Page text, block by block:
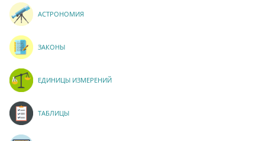
АСТРОНОМИЯ
ЗАКОНЫ
ЕДИНИЦЫ ИЗМЕРЕНИЙ
ТАБЛИЦЫ